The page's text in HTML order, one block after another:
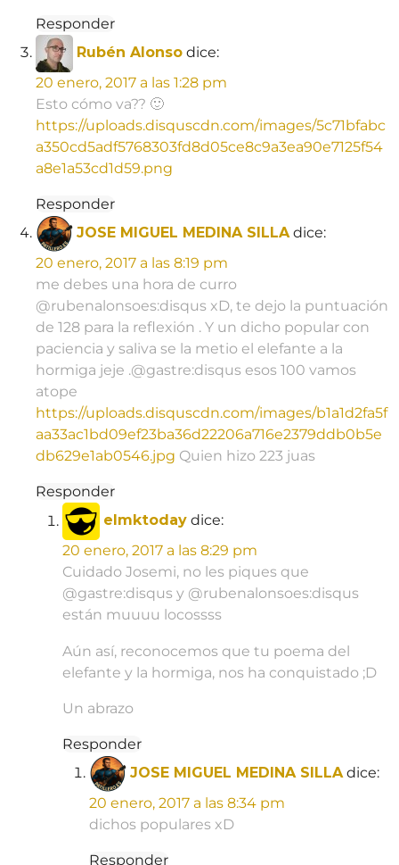
Responder
Rubén Alonso dice:
20 enero, 2017 a las 1:28 pm
Esto cómo va?? 🙂
https://uploads.disquscdn.com/images/5c71bfabc
a350cd5adf5768303fd8d05ce8c9a3ea90e7125f54
a8e1a53cd1d59.png
Responder
JOSE MIGUEL MEDINA SILLA dice:
20 enero, 2017 a las 8:19 pm
me debes una hora de curro
@rubenalonsoes:disqus xD, te dejo la puntuación
de 128 para la reflexión . Y un dicho popular con
paciencia y saliva se la metio el elefante a la
hormiga jeje .@gastre:disqus esos 100 vamos
atope
https://uploads.disquscdn.com/images/b1a1d2fa5f
aa33ac1bd09ef23ba36d22206a716e2379ddb0b5e
db629e1ab0546.jpg Quien hizo 223 juas
Responder
elmktoday dice:
20 enero, 2017 a las 8:29 pm
Cuidado Josemi, no les piques que
@gastre:disqus y @rubenalonsoes:disqus
están muuuu locossss
Aún así, reconocemos que tu poema del
elefante y la hormiga, nos ha conquistado ;D
Un abrazo
Responder
JOSE MIGUEL MEDINA SILLA dice:
20 enero, 2017 a las 8:34 pm
dichos populares xD
Responder